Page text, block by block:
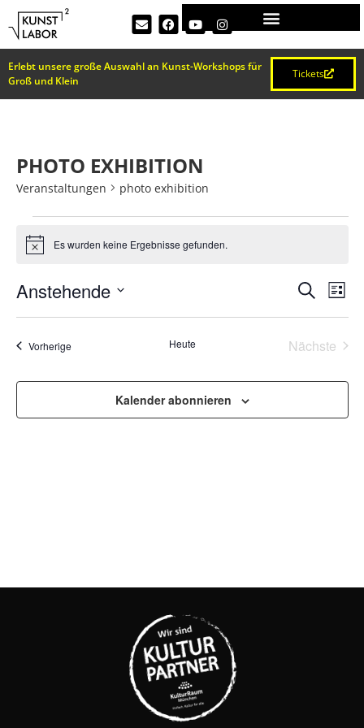
Erlebt unsere große Auswahl an Kunst-Workshops für
Groß und Klein
Tickets
PHOTO EXHIBITION
Veranstaltungen photo exhibition
HinweisEs wurden keine Ergebnisse gefunden.
UND
SucheListe
Anstehende
wählen.
VorherigeVeranstaltungen Heute Nächste
Kalender abonnieren